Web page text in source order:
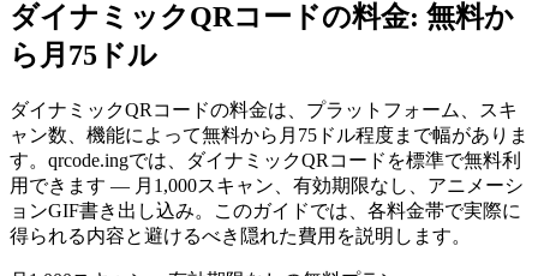
ダイナミックQRコードの料金: 無料か
ら月75ドル
ダイナミックQRコードの料金は、プラットフォーム、スキ
ャン数、機能によって無料から月75ドル程度まで幅がありま
す。qrcode.ingでは、ダイナミックQRコードを標準で無料利
用できます — 月1,000スキャン、有効期限なし、アニメーシ
ョンGIF書き出し込み。このガイドでは、各料金帯で実際に
得られる内容と避けるべき隠れた費用を説明します。